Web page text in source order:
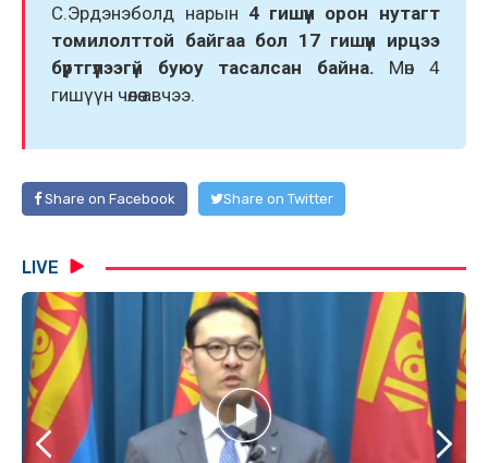
С.Эрдэнэболд нарын 4 гишүүн орон нутагт
томилолттой байгаа бол 17 гишүүн ирцээ
бүртгүүлээгүй буюу тасалсан байна. Мөн 4
гишүүн чөлөө авчээ.
Share on Facebook Share on Twitter
LIVE